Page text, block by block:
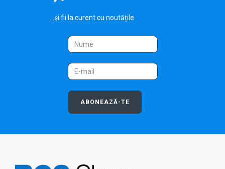
...și fii la curent cu noutățile
ABONEAZĂ-TE